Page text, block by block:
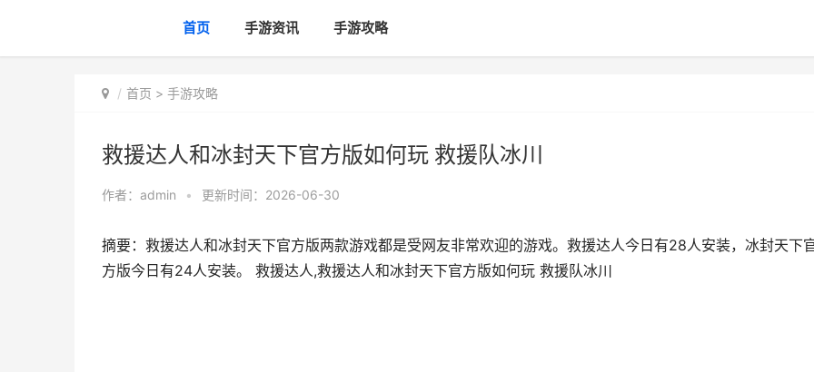
首页 手游资讯 手游攻略
首页 > 手游攻略
救援达人和冰封天下官方版如何玩 救援队冰川
作者： admin • 更新时间：2026-06-30
摘要：救援达人和冰封天下官方版两款游戏都是受网友非常欢迎的游戏。救援达人今日有28人安装，冰封天下
方版今日有24人安装。 救援达人,救援达人和冰封天下官方版如何玩 救援队冰川